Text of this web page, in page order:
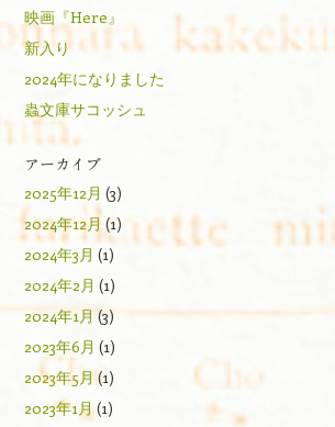
映画『Here』
新入り
2024年になりました
蟲文庫サコッシュ
アーカイブ
2025年12月 (3)
2024年12月 (1)
2024年3月 (1)
2024年2月 (1)
2024年1月 (3)
2023年6月 (1)
2023年5月 (1)
2023年1月(1)